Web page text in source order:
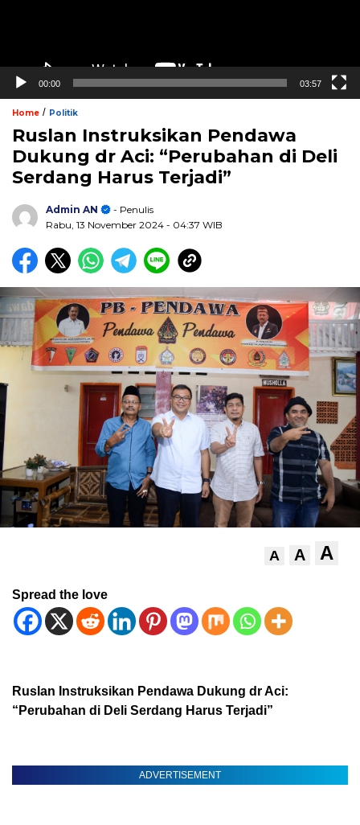
00:00 03:57
Home / Politik
Ruslan Instruksikan Pendawa
Dukung dr Aci: “Perubahan di Deli
Serdang Harus Terjadi”
Admin AN
- Penulis
Rabu, 13 November 2024 - 04:37 WIB
A A A
Spread the love
Ruslan Instruksikan Pendawa Dukung dr Aci:
“Perubahan di Deli Serdang Harus Terjadi”
ADVERTISEMENT